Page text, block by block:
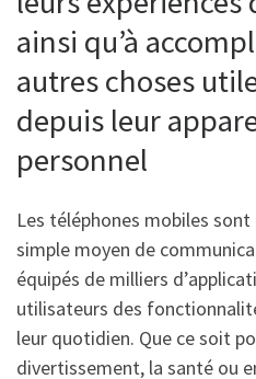
ainsi qu’à
autres choses
depuis leur
personnel
Les téléphones mobiles sont
simple moyen de
équipés de milliers
utilisateurs des
leur quotidien. Que ce soit
divertissement, la santé ou